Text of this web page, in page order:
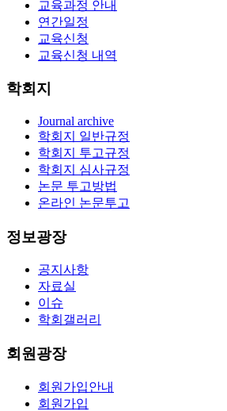
교육과정 안내
연간일정
교육신청
교육신청 내역
학회지
Journal archive
학회지 일반규정
학회지 투고규정
학회지 심사규정
논문 투고방법
온라인 논문투고
정보광장
공지사항
자료실
이슈
학회갤러리
회원광장
회원가입안내
회원가입